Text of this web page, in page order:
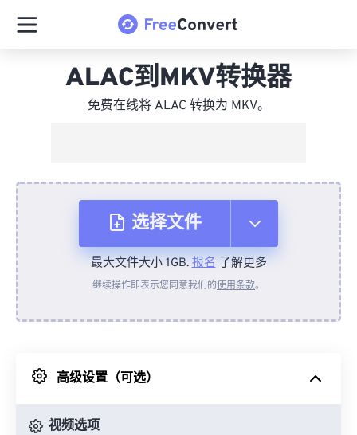
ALAC到MKV转换器
免费在线将 ALAC 转换为 MKV。
选择文件
从设备
来自 Google Drive
最大文件大小 1GB.报名了解更多
继续操作即表示您同意我们的使用条款。
高级设置（可选）
视频选项